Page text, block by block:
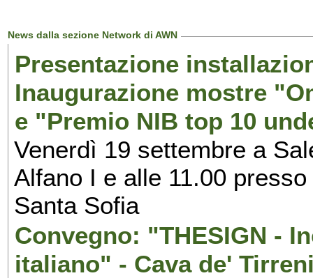
News dalla sezione Network di AWN
Presentazione
Inaugurazione mostre
e "Premio NIB top 10
Venerdì 19 settembre a
Alfano I e alle 11.00
Santa Sofia
Convegno: "THESIGN -
italiano" - Cava de'